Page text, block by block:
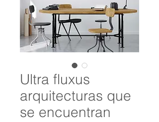
Ultra fluxus
arquitecturas que
se encuentran